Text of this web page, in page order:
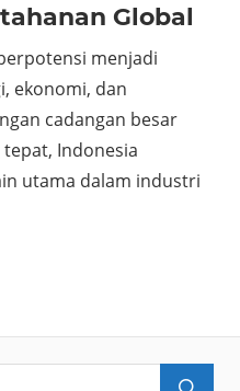
Global
menjadi
ekonomi, dan
cadangan besar
Indonesia
utama dalam industri